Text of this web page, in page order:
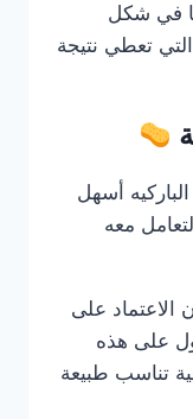
في شكل
التي تعطي نتيجة
أسهل
معه
الاعتماد على
على هذه
تناسب طبيعة